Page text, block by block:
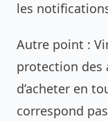
les
Autre point :
protection des
d’acheter en
correspond